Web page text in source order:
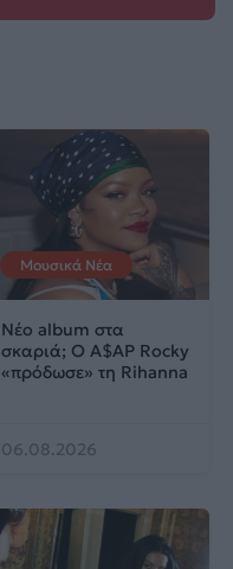
Μουσικά Νέα
Νέο album στα
σκαριά; Ο A$AP Rocky
«πρόδωσε» τη Rihanna
06.08.2026